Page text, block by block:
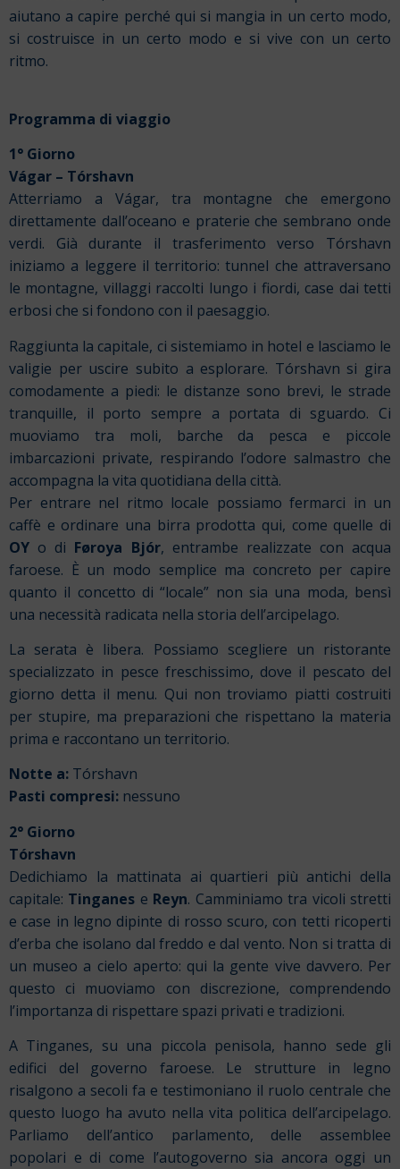
aiutano a capire perché qui si mangia in un certo modo,
si costruisce in un certo modo e si vive con un certo
ritmo.
Programma di viaggio
1° Giorno
Vágar – Tórshavn
Atterriamo a Vágar, tra montagne che emergono
direttamente dall’oceano e praterie che sembrano onde
verdi. Già durante il trasferimento verso Tórshavn
iniziamo a leggere il territorio: tunnel che attraversano
le montagne, villaggi raccolti lungo i fiordi, case dai tetti
erbosi che si fondono con il paesaggio.
Raggiunta la capitale, ci sistemiamo in hotel e lasciamo le
valigie per uscire subito a esplorare. Tórshavn si gira
comodamente a piedi: le distanze sono brevi, le strade
tranquille, il porto sempre a portata di sguardo. Ci
muoviamo tra moli, barche da pesca e piccole
imbarcazioni private, respirando l’odore salmastro che
accompagna la vita quotidiana della città.
Per entrare nel ritmo locale possiamo fermarci in un
caffè e ordinare una birra prodotta qui, come quelle di
OY o di Føroya Bjór, entrambe realizzate con acqua
faroese. È un modo semplice ma concreto per capire
quanto il concetto di “locale” non sia una moda, bensì
una necessità radicata nella storia dell’arcipelago.
La serata è libera. Possiamo scegliere un ristorante
specializzato in pesce freschissimo, dove il pescato del
giorno detta il menu. Qui non troviamo piatti costruiti
per stupire, ma preparazioni che rispettano la materia
prima e raccontano un territorio.
Notte a: Tórshavn
Pasti compresi: nessuno
2° Giorno
Tórshavn
Dedichiamo la mattinata ai quartieri più antichi della
capitale: Tinganes e Reyn. Camminiamo tra vicoli stretti
e case in legno dipinte di rosso scuro, con tetti ricoperti
d’erba che isolano dal freddo e dal vento. Non si tratta di
un museo a cielo aperto: qui la gente vive davvero. Per
questo ci muoviamo con discrezione, comprendendo
l’importanza di rispettare spazi privati e tradizioni.
A Tinganes, su una piccola penisola, hanno sede gli
edifici del governo faroese. Le strutture in legno
risalgono a secoli fa e testimoniano il ruolo centrale che
questo luogo ha avuto nella vita politica dell’arcipelago.
Parliamo dell’antico parlamento, delle assemblee
popolari e di come l’autogoverno sia ancora oggi un